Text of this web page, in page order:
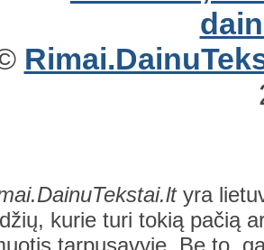
yra
kurie turi tokią pačią
tarpusavyje. Be to,